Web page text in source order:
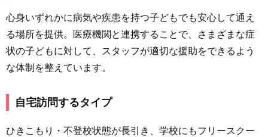
心身いずれかに病気や疾患を持つ子どもでも安心して通え
る場所を提供。医療機関と連携することで、さまざまな症
状の子どもに対して、スタッフが適切な援助をできるよう
な体制を整えています。
自宅訪問するタイプ
ひきこもり・不登校状態が長引き、学校にもフリースクー